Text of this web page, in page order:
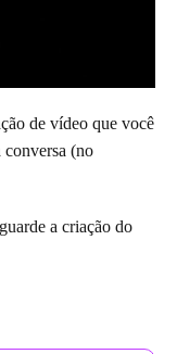
de vídeo que você
conversa (no
a criação do